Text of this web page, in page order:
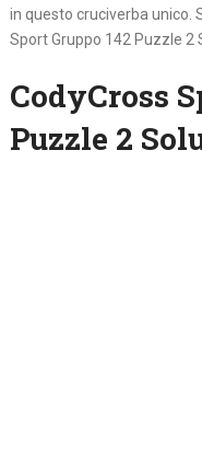
in questo cruciverba unico.
Sport Gruppo 142 Puzzle 2
CodyCross
Puzzle 2